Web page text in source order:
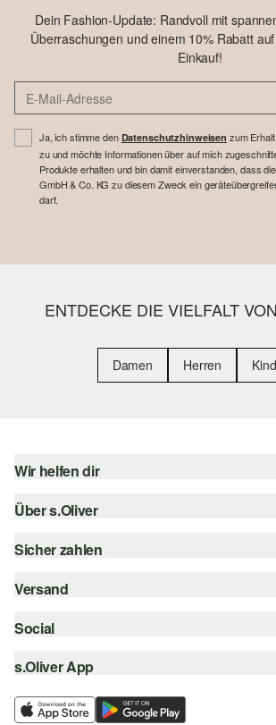
Dein Fashion-Update: Randvoll mit
Überraschungen und einem 10% Rabatt
Einkauf!
Ja, ich stimme den Datenschutzhinweisen zum
zu und möchte Informationen über auf mich
Produkte erhalten und bin damit einverstanden, dass
GmbH & Co. KG zu diesem Zweck ein
darf.
ENTDECKE DIE VIELFALT
Damen Herren
Wir helfen dir
Hilfe & FAQ
Größenberatung
Top-Kategorien
Bestellung widerrufen
Über s.Oliver
s.Oliver Magazin
Whatsapp
s.Oliver Group
Career
Sicher zahlen
Rechnung
Kreditkarte
SSL-Verschlüsselung
Versand
Sendungsverfolgung
DHL
s.Oliver Filiale
Social
instagram
facebook
s.Oliver App